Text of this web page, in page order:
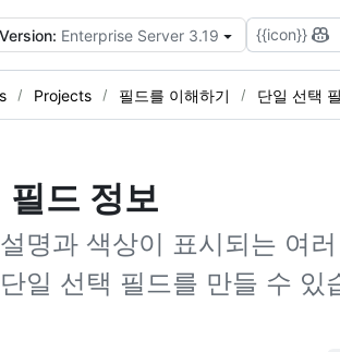
Version: Enterprise Server 3.19 {{icon}}
Projects 필드를 이해하기 단일 선택
필드 정보
명과 색상이 표시되는 여
일 선택 필드를 만들 수 있